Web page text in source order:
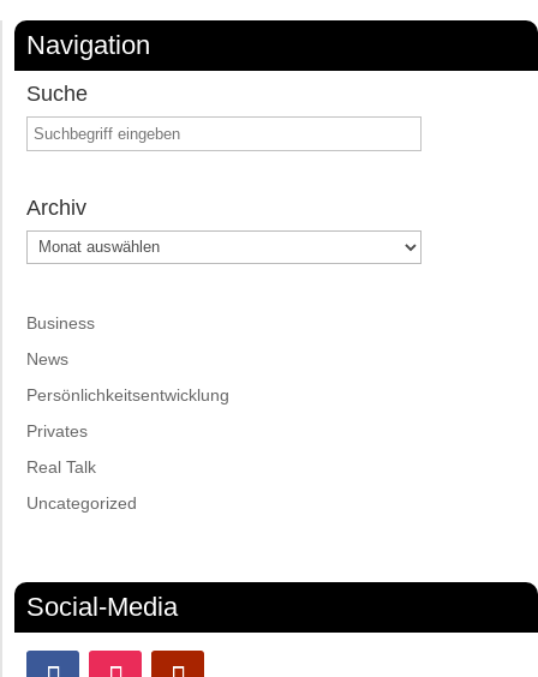
Navigation
Suche
Archiv
Archiv
Business
News
Persönlichkeitsentwicklung
Privates
Real Talk
Uncategorized
Social-Media